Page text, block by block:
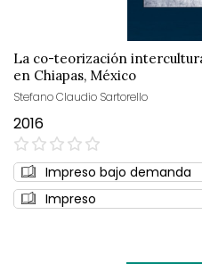
La co-teorización
en Chiapas, México
Stefano Claudio Sartorello
2016
0%
Impreso bajo demanda
Impreso